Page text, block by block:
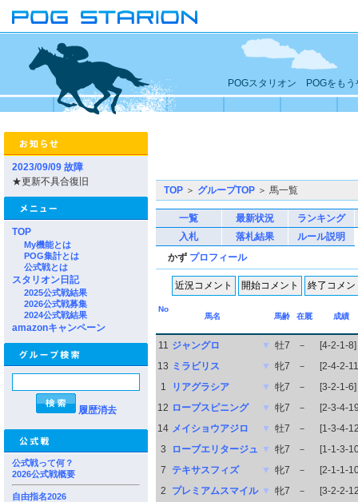
POGスタリオン POGをもう
2023/09/09 故障
★更新不具合復旧
TOP
My機能とは
POG集計とは
公式戦とは
スタリオン日記
2025公式戦結果
2026公式戦募集
2024公式戦結果
amazonキャンペーン
履歴消去
公式戦って何？
2026公式戦概要
自由指名2026
TOP ＞ グループTOP ＞ 馬一覧
一覧 最新状況
ランキング
入札
落札結果
ルール説明
かず プロフィール
No
馬名
馬齢 在厩 成績
11 ジャングロ ▼ 牡7 －
[4-2-1-8]
13 ミラビリス ▼ 牝7 －
[2-4-2-
1
リアグラシア ▼ 牝7 －
[3-2-1-6]
12 ロープスピニング ▼ 牝7 －
[2-3-4-
14 メイショウアジロ ▼ 牡7 －
[1-3-4-
3
ローブエリタージュ ▼ 牝7 －
[1-1-3-
7
テキサスフィズ ▼ 牝7 －
[2-1-1-
2
プレミアムスマイル ▼ 牝7 －
[3-2-2-